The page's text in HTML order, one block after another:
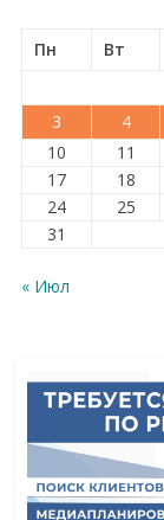
Пн
Вт
3
4
10
11
17
18
24
25
31
« Июл